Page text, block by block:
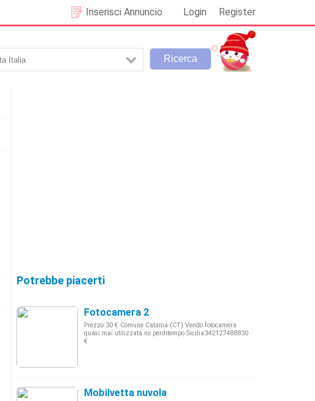
Login Register
Inserisci Annuncio
Potrebbe piacerti
Fotocamera 2
Prezzo:30 € Comune:Catania (CT) Vendo fotocamera
quasi mai utilizzata no perditempo Sicilia342127488830
€
Mobilvetta nuvola